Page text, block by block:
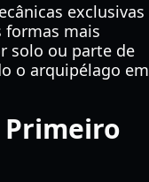
exclusivas
formas mais
solo ou parte de
o arquipélago em
Primeiro